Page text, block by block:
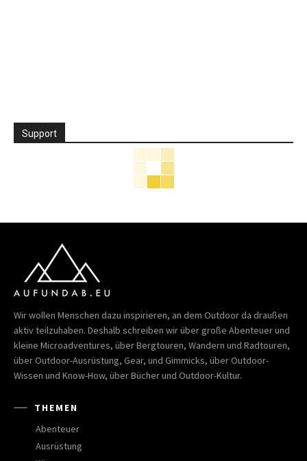
Support
Wir wollen Menschen dazu inspirieren, an dem Outdoor da draußen
aktiv teilzuhaben. Deshalb schreiben wir über große Abenteuer und
kleine Microadventures, über Bergtouren, Wandern und Radtouren,
über Outdoor-Ausrüstung, Gear, und Gimmicks, über Outdoor-
Wissen und Know-How, über Bücher und Outdoor-Kultur.
THEMEN
Abenteuer
Ausrüstung